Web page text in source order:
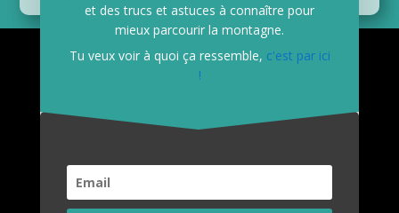
Grégoire Lestienne - Guide de Haute
Montagne - Chamonix Mont Blanc
greg@passeurdemotions.com
et des trucs et astuces à connaître pour
mieux parcourir la montagne.
Tu veux voir à quoi ça ressemble, c'est par ici
!